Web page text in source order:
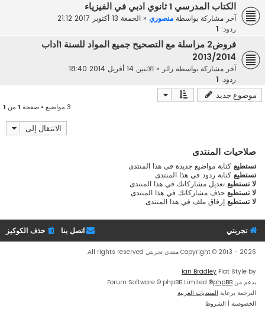
الكتاب المدرسي 1 ثانوي ادبي في الفيزياء
آخر مشاركة بواسطة منصوري « الجمعة 13 أكتوبر 2017 21:12
ردود: 1
فروض2 مراسلة مع التصحيح جميع المواد للسنة 1اداب
2013/2014
آخر مشاركة بواسطة زائر « الاثنين 14 أفريل 2014 18:40
ردود: 1
موضوع جديد
3 مواضيع • صفحة 1 من 1
الانتقال إلى
صلاحيات المنتدى
تستطيع كتابة مواضيع جديدة في هذا المنتدى
تستطيع كتابة ردود في هذا المنتدى
لا تستطيع تعديل مشاركاتك في هذا المنتدى
لا تستطيع حذف مشاركاتك في هذا المنتدى
لا تستطيع إرفاق ملف في هذا المنتدى
تجربتي حذف الكوكيز اتصل بنا
Copyright © 2013 - 2026 منتدى تجربتي All rights reserved.
Flat Style by
Ian Bradley
بدعم من phpBB
® Forum Software © phpBB Limited
الترجمة برعاية المنتديات العربية
الخصوصية | الشروط